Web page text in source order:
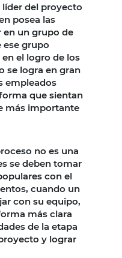
líder del proyecto
posea las
en un grupo de
ese grupo
el logro de los
se logra en gran
empleados
que sientan
más importante
no es una
se deben tomar
con el
cuando un
con su equipo,
más clara
de la etapa
y lograr